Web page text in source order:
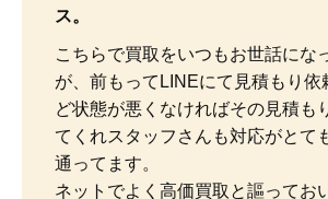
ス。
こちらで買取をいつもお世話にな
が、前もってLINEにて見積もり依
ど状態が悪くなければその見積も
てくれスタッフさんも対応がとて
通ってます。
ネットでよく高価買取と謳ってお